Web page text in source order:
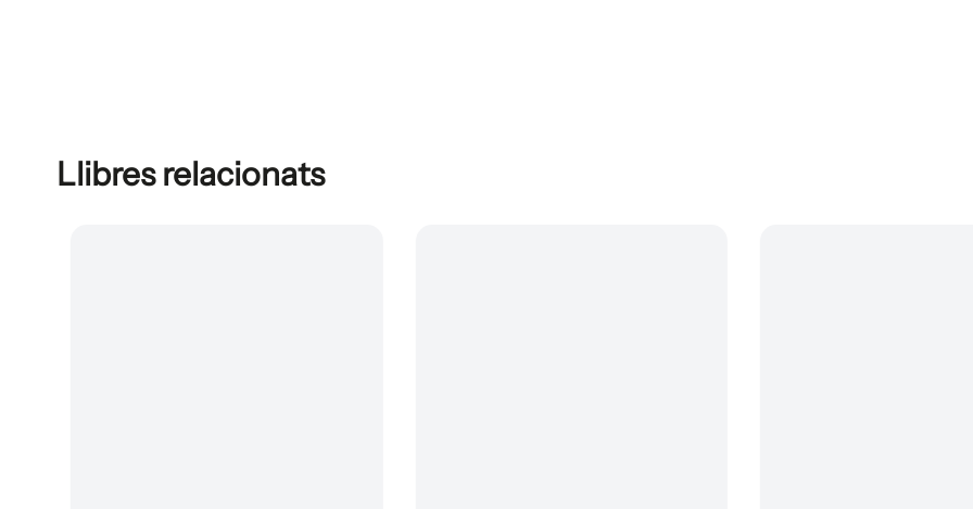
Llibres relacionats